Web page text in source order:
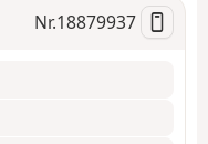
Nr.18879937